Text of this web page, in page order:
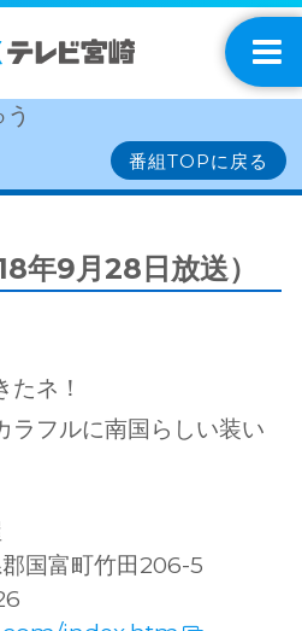
番組TOPに戻る
年9月28日放送）
ネ！
ラフルに南国らしい装い
国富町竹田206-5